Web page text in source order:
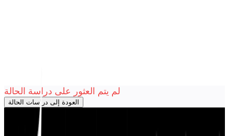
لم يتم العثور على دراسة الحالة
العودة إلى دراسات الحالة